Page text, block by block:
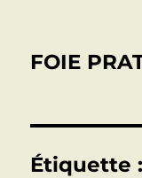
FOIE
Étiquette